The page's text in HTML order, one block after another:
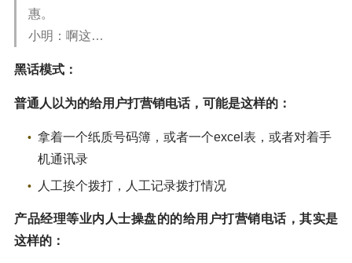
惠。
小明：啊这…
黑话模式：
普通人以为的给用户打营销电话，可能是这样的：
拿着一个纸质号码簿，或者一个excel表，或者对着手
机通讯录
人工挨个拨打，人工记录拨打情况
产品经理等业内人士操盘的的给用户打营销电话，其实是
这样的：